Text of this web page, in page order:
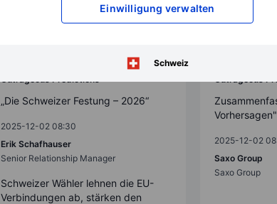
Einwilligung verwalten
Schweiz
„Die Schweizer Festung – 2026“
2025-12-02 08:30
Erik Schafhauser
Senior Relationship Manager
Schweizer Wähler lehnen die EU-
Verbindungen ab, stärken den
2025-12-02
Saxo Group
Saxo Group